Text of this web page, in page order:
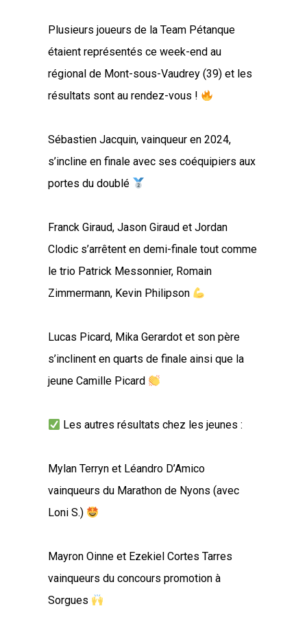
Plusieurs joueurs de la Team Pétanque
étaient représentés ce week-end au
régional de Mont-sous-Vaudrey (39) et les
résultats sont au rendez-vous !
Sébastien Jacquin, vainqueur en 2024,
s’incline en finale avec ses coéquipiers aux
portes du doublé
Franck Giraud, Jason Giraud et Jordan
Clodic s’arrêtent en demi-finale tout comme
le trio Patrick Messonnier, Romain
Zimmermann, Kevin Philipson
Lucas Picard, Mika Gerardot et son père
s’inclinent en quarts de finale ainsi que la
jeune Camille Picard
Les autres résultats chez les jeunes :
Mylan Terryn et Léandro D’Amico
vainqueurs du Marathon de Nyons (avec
Loni S.)
Mayron Oinne et Ezekiel Cortes Tarres
vainqueurs du concours promotion à
Sorgues